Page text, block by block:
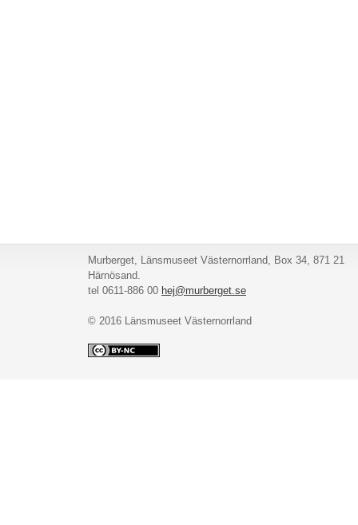
Murberget, Länsmuseet Västernorrland, Box 34, 871 21
Härnösand.
tel 0611-886 00 hej@murberget.se
© 2016 Länsmuseet Västernorrland